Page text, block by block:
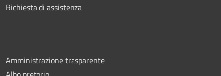
Richiesta di assistenza
Amministrazione trasparente